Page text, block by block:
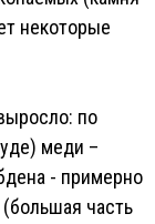
некоторые
по
меди –
- примерно
часть